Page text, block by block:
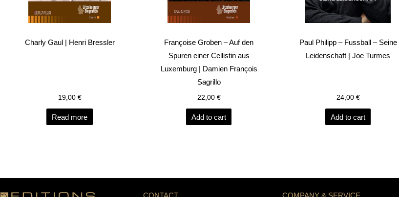
Charly Gaul | Henri Bressler
19,00 €
Read more
Françoise Groben – Auf den
Spuren einer Cellistin aus
Luxemburg | Damien François
Sagrillo
22,00 €
Add to cart
Paul Philipp – Fussball – Seine
Leidenschaft | Joe Turmes
24,00 €
Add to cart
CONTACT COMPANY & SERVICE